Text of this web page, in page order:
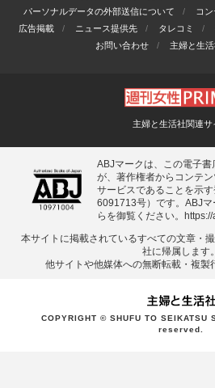
パーソナルデータの外部送信について
コ
広告掲載
ニュース提供先 タレコミ
お問い合わせ
主婦と生
主婦と生活社関連サ
ABJマークは、この電子
が、著作権者からコンテ
サービスであることを示
6091713号）です。ABJ
らを御覧ください。
本サイトに掲載されているすべての⽂章・
社に帰属します。
他サイトや他媒体への無断転載・複製
COPYRIGHT © SHUFU TO
reserved.